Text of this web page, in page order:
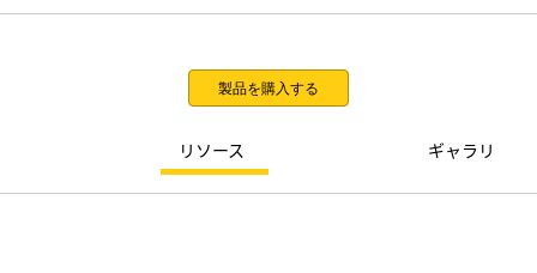
製品を購入する
リソース ギャラリ